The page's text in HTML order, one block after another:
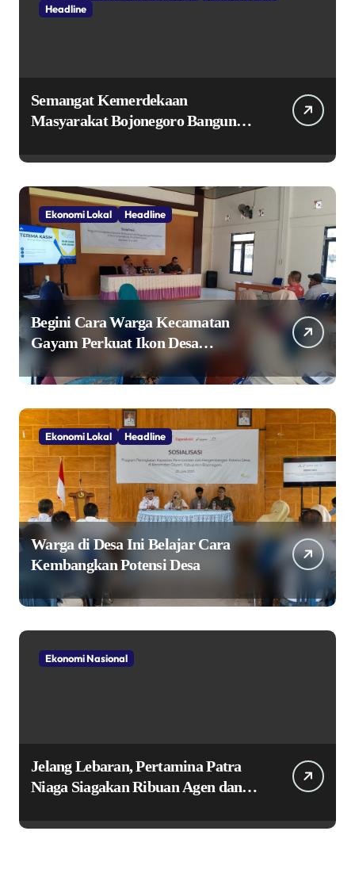
Headline
Semangat Kemerdekaan
Masyarakat Bojonegoro Bangun
Ekonomi Lokal Headline
Begini Cara Warga Kecamatan
Gayam Perkuat Ikon Desa
Penggerak Ekonomi Lokal Melalui
TPID
Ekonomi Lokal Headline
Warga di Desa Ini Belajar Cara
Kembangkan Potensi Desa
Ekonomi Nasional
Jelang Lebaran, Pertamina Patra
Niaga Siagakan Ribuan Agen dan